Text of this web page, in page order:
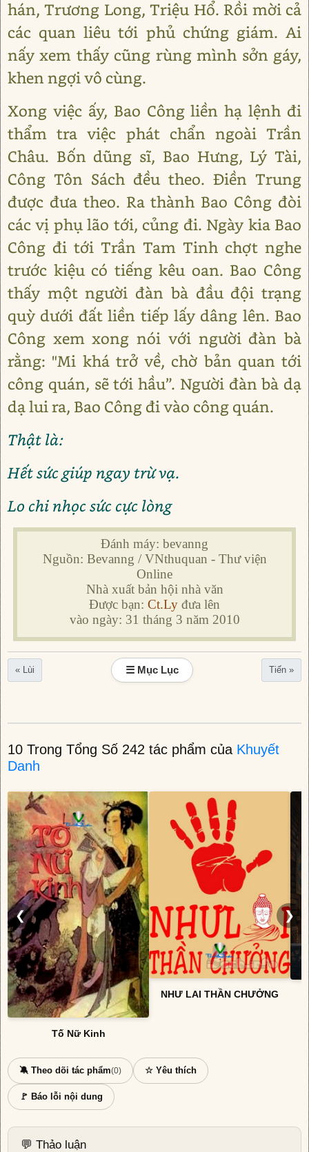
hán, Trương Long, Triệu Hổ. Rồi mời cả
các quan liêu tới phủ chứng giám. Ai
nấy xem thấy cũng rùng mình sởn gáy,
khen ngợi vô cùng.
Xong việc ấy, Bao Công liền hạ lệnh đi
thẩm tra việc phát chẩn ngoài Trần
Châu. Bốn dũng sĩ, Bao Hưng, Lý Tài,
Công Tôn Sách đều theo. Điền Trung
được đưa theo. Ra thành Bao Công đòi
các vị phụ lão tới, củng đi. Ngày kia Bao
Công đi tới Trần Tam Tinh chợt nghe
trước kiệu có tiếng kêu oan. Bao Công
thấy một người đàn bà đầu đội trạng
quỳ dưới đất liền tiếp lấy dâng lên. Bao
Công xem xong nói với người đàn bà
rằng: "Mi khá trở về, chờ bản quan tới
công quán, sẽ tới hầu”. Người đàn bà dạ
dạ lui ra, Bao Công đi vào công quán.
Thật là:
Hết sức giúp ngay trừ vạ.
Lo chi nhọc sức cực lòng
Đánh máy: bevanng
Nguồn: Bevanng / VNthuquan - Thư viện
Online
Nhà xuất bản hội nhà văn
Được bạn: Ct.Ly đưa lên
vào ngày: 31 tháng 3 năm 2010
« Lùi ☰ Mục Lục Tiến »
10 Trong Tổng Số 242 tác phẩm của Khuyết
Danh
❮
Tố Nữ Kinh
NHƯ LAI THẦN CHƯỞNG
❯
🔕 Theo dõi tác phẩm(0) ☆ Yêu thích
🚩 Báo lỗi nội dung
💬 Thảo luận